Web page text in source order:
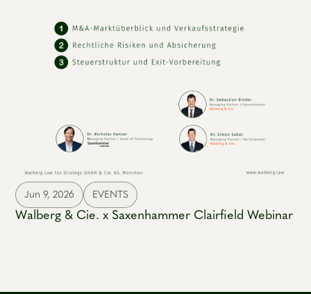
Jun 9, 2026 EVENTS
Walberg & Cie. x Saxenhammer Clairfield Webinar